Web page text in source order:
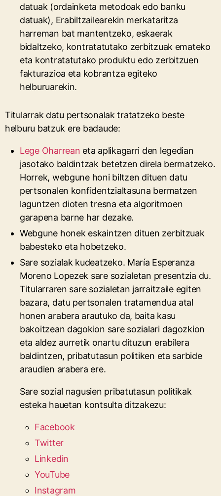
datuak (ordainketa metodoak edo banku
datuak), Erabiltzailearekin merkataritza
harreman bat mantentzeko, eskaerak
bidaltzeko, kontratatutako zerbitzuak emateko
eta kontratatutako produktu edo zerbitzuen
fakturazioa eta kobrantza egiteko
helburuarekin.
Titularrak datu pertsonalak tratatzeko beste
helburu batzuk ere badaude:
Lege Oharrean eta aplikagarri den legedian
jasotako baldintzak betetzen direla bermatzeko.
Horrek, webgune honi biltzen dituen datu
pertsonalen konfidentzialtasuna bermatzen
laguntzen dioten tresna eta algoritmoen
garapena barne har dezake.
Webgune honek eskaintzen dituen zerbitzuak
babesteko eta hobetzeko.
Sare sozialak kudeatzeko. María Esperanza
Moreno Lopezek sare sozialetan presentzia du.
Titularraren sare sozialetan jarraitzaile egiten
bazara, datu pertsonalen tratamendua atal
honen arabera arautuko da, baita kasu
bakoitzean dagokion sare sozialari dagozkion
eta aldez aurretik onartu dituzun erabilera
baldintzen, pribatutasun politiken eta sarbide
araudien arabera ere.
Sare sozial nagusien pribatutasun politikak
esteka hauetan kontsulta ditzakezu:
Facebook
Twitter
Linkedin
YouTube
Instagram